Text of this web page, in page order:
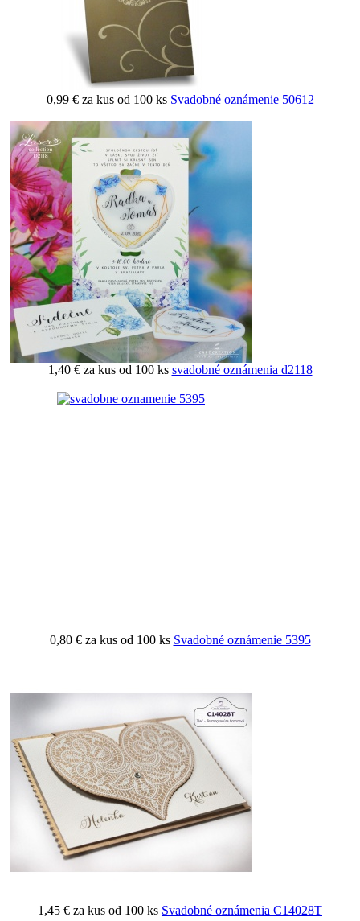
0,99 € za kus od 100 ks Svadobné oznámenie 50612
1,40 € za kus od 100 ks svadobné oznámenia d2118
0,80 € za kus od 100 ks Svadobné oznámenie 5395
1,45 € za kus od 100 ks Svadobné oznámenia C14028T